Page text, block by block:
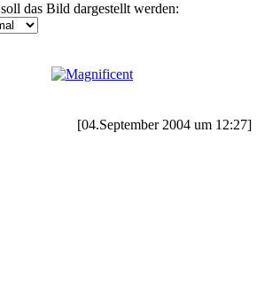
das Bild dargestellt werden:
[04.September 2004 um 12:27]